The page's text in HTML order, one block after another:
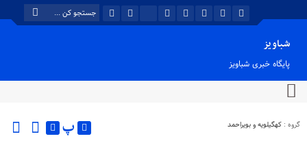
شباویز
پایگاه خبری شباویز
گروه : کهگیلویه و بویراحمد پ